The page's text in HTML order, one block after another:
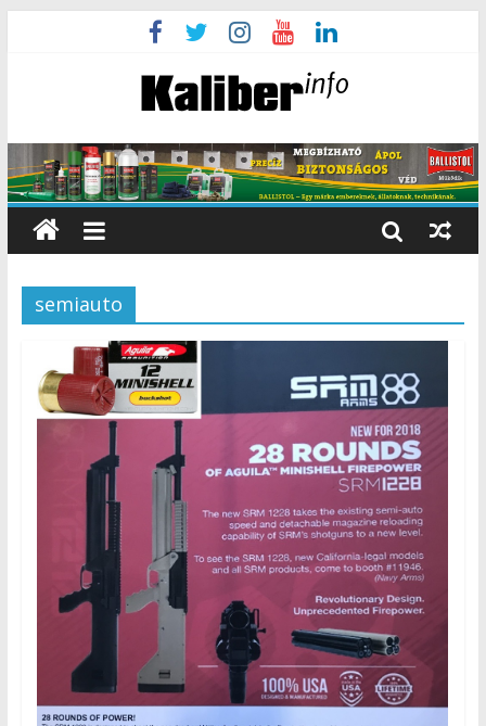
semiauto